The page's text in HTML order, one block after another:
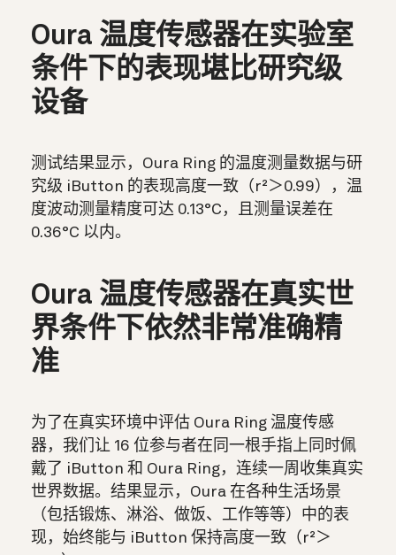
Oura 温度传感器在实验室
条件下的表现堪比研究级
设备
测试结果显示，Oura Ring 的温度测量数据与研
究级 iButton 的表现高度一致（r²＞0.99），温
度波动测量精度可达 0.13°C，且测量误差在
0.36°C 以内。
Oura 温度传感器在真实世
界条件下依然非常准确精
准
为了在真实环境中评估 Oura Ring 温度传感
器，我们让 16 位参与者在同一根手指上同时佩
戴了 iButton 和 Oura Ring，连续一周收集真实
世界数据。结果显示，Oura 在各种生活场景
（包括锻炼、淋浴、做饭、工作等等）中的表
现，始终能与 iButton 保持高度一致（r²＞